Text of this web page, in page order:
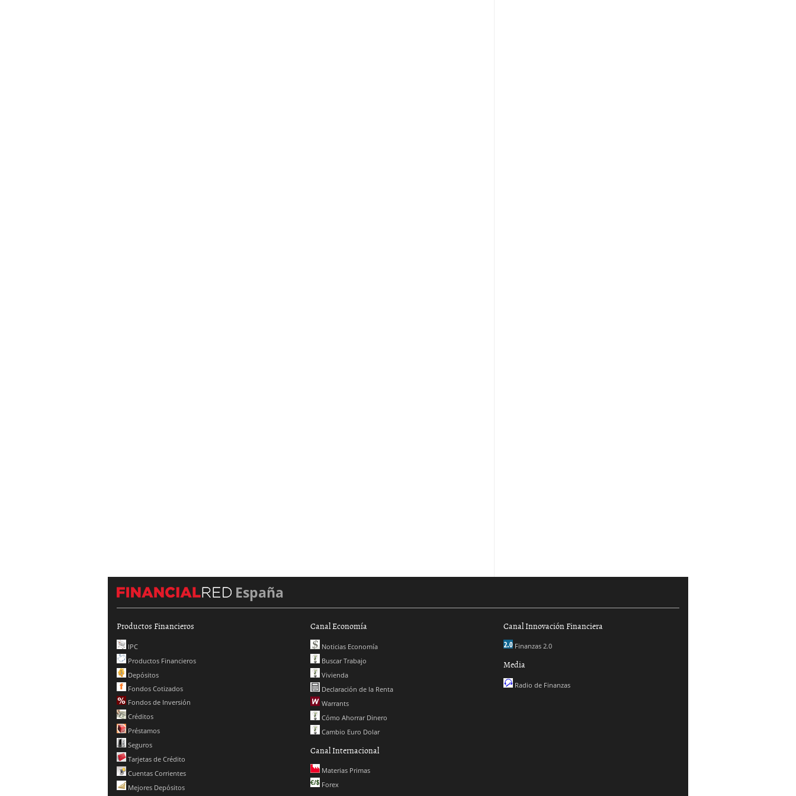
España
Productos Financieros
IPC
Productos Financieros
Depósitos
Fondos Cotizados
Fondos de Inversión
Créditos
Préstamos
Seguros
Tarjetas de Crédito
Cuentas Corrientes
Mejores Depósitos
Canal Economía
Noticias Economía
Buscar Trabajo
Vivienda
Declaración de la Renta
Warrants
Cómo Ahorrar Dinero
Cambio Euro Dolar
Canal Internacional
Materias Primas
Forex
Canal Innovación Financiera
Finanzas 2.0
Media
Radio de Finanzas